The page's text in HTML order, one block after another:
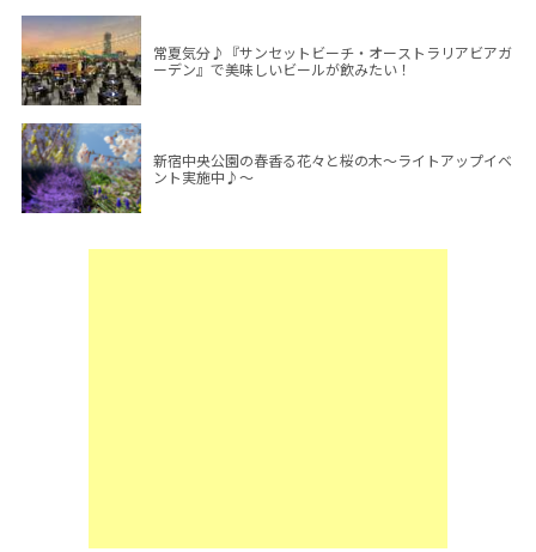
常夏気分♪『サンセットビーチ・オーストラリアビアガ
ーデン』で美味しいビールが飲みたい！
新宿中央公園の春香る花々と桜の木～ライトアップイベ
ント実施中♪～